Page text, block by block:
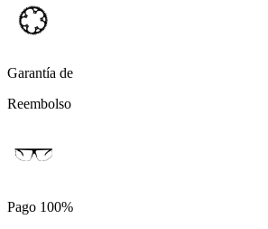
Garantía de
Reembolso
Pago 100%